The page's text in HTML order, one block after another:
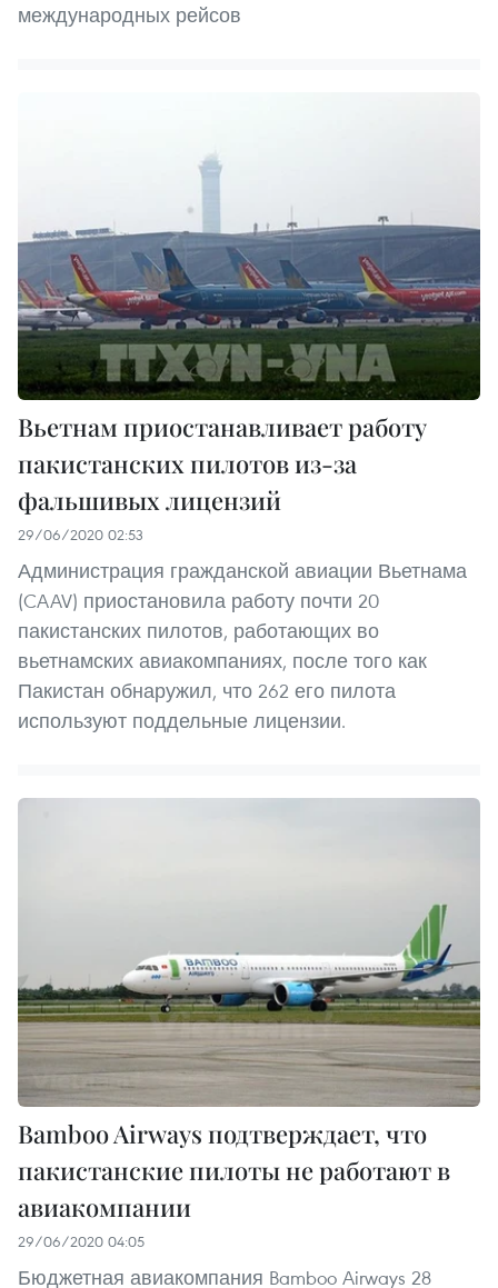
международных рейсов
Вьетнам приостанавливает работу
пакистанских пилотов из-за
фальшивых лицензий
29/06/2020 02:53
Администрация гражданской авиации Вьетнама
(CAAV) приостановила работу почти 20
пакистанских пилотов, работающих во
вьетнамских авиакомпаниях, после того как
Пакистан обнаружил, что 262 его пилота
используют поддельные лицензии.
Bamboo Airways подтверждает, что
пакистанские пилоты не работают в
авиакомпании
29/06/2020 04:05
Бюджетная авиакомпания Bamboo Airways 28